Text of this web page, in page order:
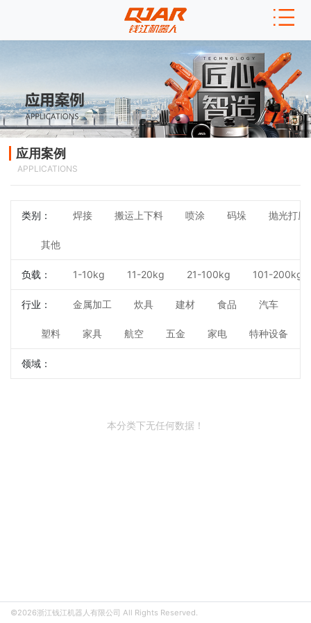
应用案例
APPLICATIONS
类别： 焊接 搬运上下料 喷涂 码垛 抛光打磨
其他
负载： 1-10kg 11-20kg 21-100kg 101-200kg
行业： 金属加工 炊具 建材 食品 汽车
塑料 家具 航空 五金 家电 特种设备
领域：
本分类下无任何数据！
©2026浙江钱江机器人有限公司 All Rights Reserved.